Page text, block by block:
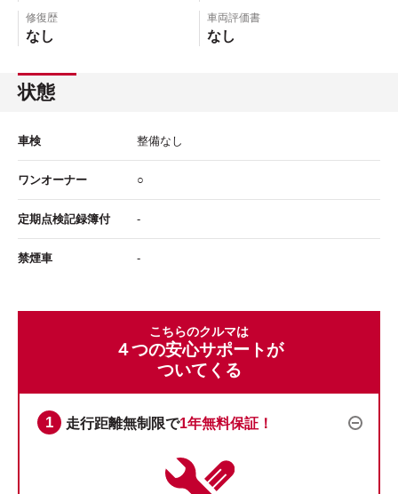
修復歴
なし
車両評価書
なし
状態
車検 整備なし
ワンオーナー ○
定期点検記録簿付 -
禁煙車 -
こちらのクルマは
４つの安心サポートが
ついてくる
走行距離無制限で1年無料保証！